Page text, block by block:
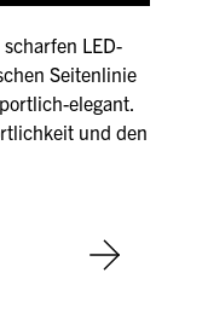
LED-
Seitenlinie
elegant.
und den